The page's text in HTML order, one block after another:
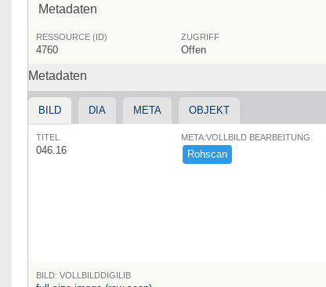
Metadaten
RESSOURCE (ID)
4760
ZUGRIFF
Offen
Metadaten
BILD DIA META OBJEKT
TITEL
046.16
META:VOLLBILD BEARBEITUNG
Rohscan
BILD: VOLLBILDDIGILIB